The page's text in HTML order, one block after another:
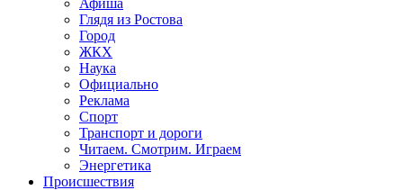
Афиша
Глядя из Ростова
Город
ЖКХ
Наука
Официально
Реклама
Спорт
Транспорт и дороги
Читаем. Смотрим. Играем
Энергетика
Происшествия